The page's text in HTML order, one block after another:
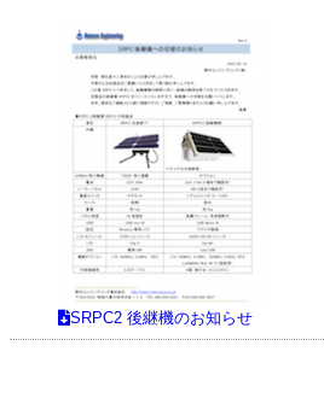
SRPC2 後継機のお知らせ